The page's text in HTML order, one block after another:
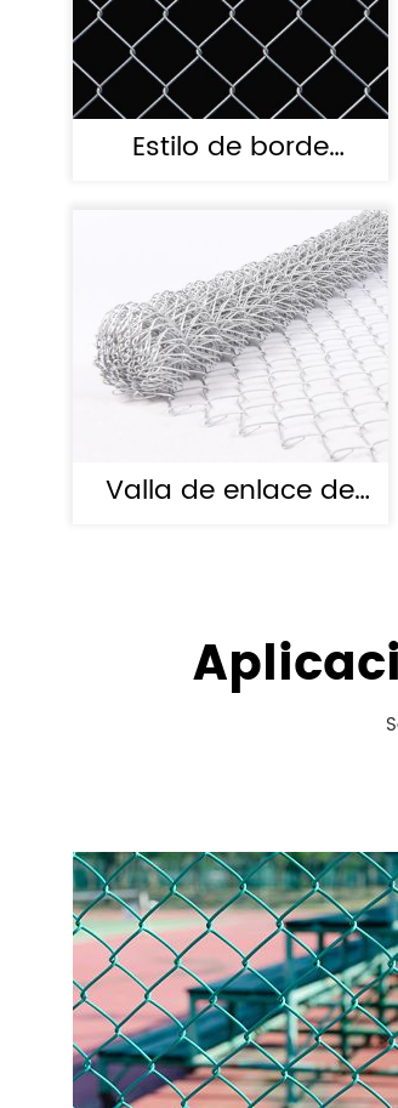
Estilo de borde
Valla de enlace de